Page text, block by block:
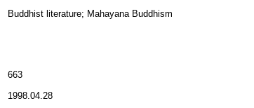
Buddhist literature; Mahayana Buddhism
663
1998.04.28